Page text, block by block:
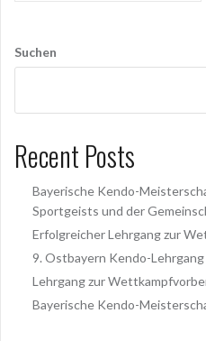
Suchen
Recent Posts
Bayerische Kendo-
Sportgeists und der
Erfolgreicher Lehrgang zur
9. Ostbayern Kendo-
Lehrgang zur
Bayerische Kendo-